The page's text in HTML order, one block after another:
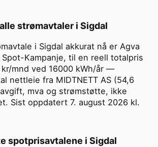
strømavtaler i Sigdal
i Sigdal akkurat nå er Agva
Spot-Kampanje, til en reell totalpris
kr/mnd ved 16000 kWh/år —
nettleie fra MIDTNETT AS (54,6
mva og strømstøtte, ikke
Sist oppdatert 7. august 2026 kl.
spotprisavtalene i Sigdal